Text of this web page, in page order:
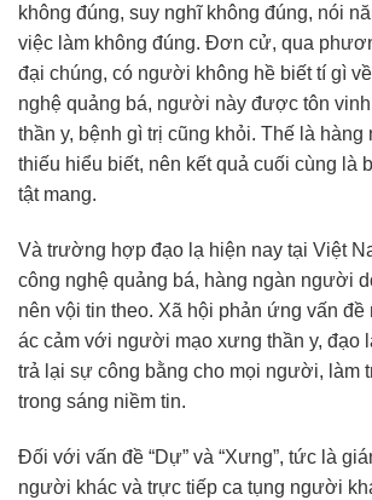
không đúng, suy nghĩ không đúng, nói
việc làm không đúng. Đơn cử, qua
đại chúng, có người không hề biết tí gì
nghệ quảng bá, người này được tôn
thần y, bệnh gì trị cũng khỏi. Thế là
thiếu hiểu biết, nên kết quả cuối cùng là
tật mang.
Và trường hợp đạo lạ hiện nay tại Việt
công nghệ quảng bá, hàng ngàn người
nên vội tin theo. Xã hội phản ứng vấn đề
ác cảm với người mạo xưng thần y, đạo
trả lại sự công bằng cho mọi người, làm
trong sáng niềm tin.
Đối với vấn đề “Dự” và “Xưng”, tức là
người khác và trực tiếp ca tụng người